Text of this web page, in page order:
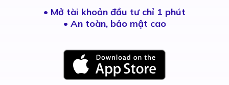
• Mở tài khoản đầu tư chỉ 1 phút
• An toàn, bảo mật cao